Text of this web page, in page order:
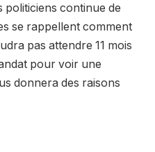
politiciens continue de
se rappellent comment
pas attendre 11 mois
pour voir une
donnera des raisons